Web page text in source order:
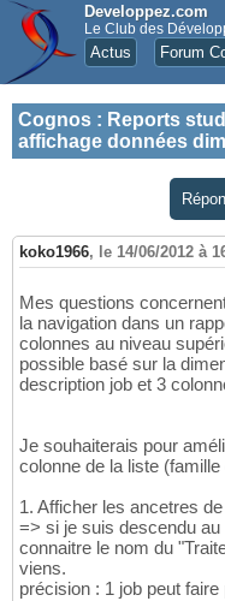
Developpez.com
Le Club des
Actus Forum
Cognos : Reports
affichage données
koko1966, le 14/06/2012 à
Mes questions
la navigation dans un
colonnes au niveau
possible basé sur la
description job et 3
Je souhaiterais pour
colonne de la liste
1. Afficher les ancetres
=> si je suis descendu
connaitre le nom du
viens.
précision : 1 job peut